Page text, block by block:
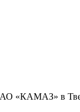
«КАМАЗ» в